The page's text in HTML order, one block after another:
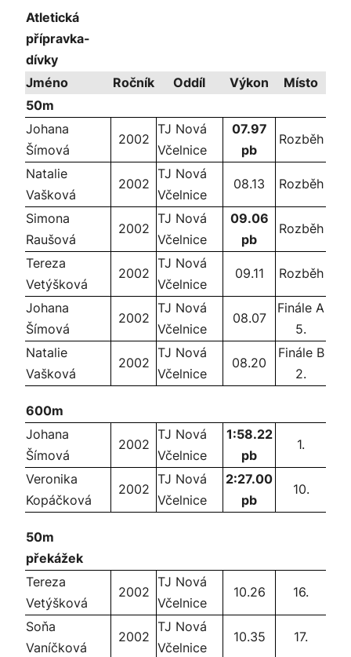
Atletická
přípravka-
dívky
Jméno
Ročník Oddíl Výkon
Místo
50m
Johana
Šímová
2002
TJ Nová
Včelnice
07.97
pb
Rozběh
Natalie
Vašková
2002
TJ Nová
Včelnice
08.13 Rozběh
Simona
Raušová
2002
TJ Nová
Včelnice
09.06
pb
Rozběh
Tereza
Vetýšková
2002
TJ Nová
Včelnice
09.11 Rozběh
Johana
Šímová
2002
TJ Nová
Včelnice
08.07
Finále A
5.
Natalie
Vašková
2002
TJ Nová
Včelnice
08.20
Finále B
2.
600m
Johana
Šímová
2002
TJ Nová
Včelnice
1:58.22
pb
1.
Veronika
Kopáčková
2002
TJ Nová
Včelnice
2:27.00
pb
10.
50m
překážek
Tereza
Vetýšková
2002
TJ Nová
Včelnice
10.26 16.
Soňa
Vaníčková
2002
TJ Nová
Včelnice
10.35 17.